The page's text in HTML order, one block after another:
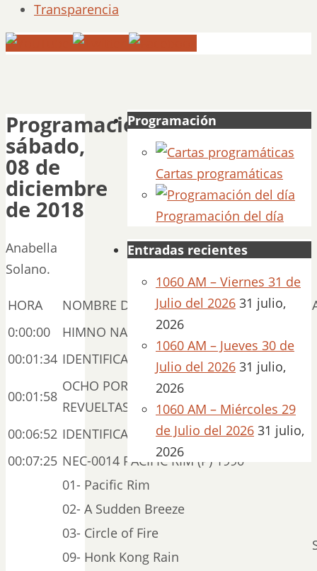
Transparencia
Programación
sábado,
08 de
diciembre
de 2018
Anabella
Solano.
HORA NOMBRE DEL DISCO
0:00:00
HIMNO NACIONAL HD
00:01:34 IDENTIFICACION 1060 DE AM V1 2018
00:01:58
OCHO POR RADIO DE SILVESTRE
REVUELTAS
00:06:52 IDENTIFICACION 1060 DE AM V2 2018
00:07:25 NEC-0014 PACIFIC RIM (P) 1990
01- Pacific Rim
02- A Sudden Breeze
03- Circle of Fire
09- Honk Kong Rain
Programación
Cartas programáticas
Programación del día
Entradas recientes
1060 AM – Viernes 31 de
Julio del 2026 31 julio,
2026
1060 AM – Jueves 30 de
Julio del 2026 31 julio,
2026
1060 AM – Miércoles 29
de Julio del 2026 31 julio,
2026